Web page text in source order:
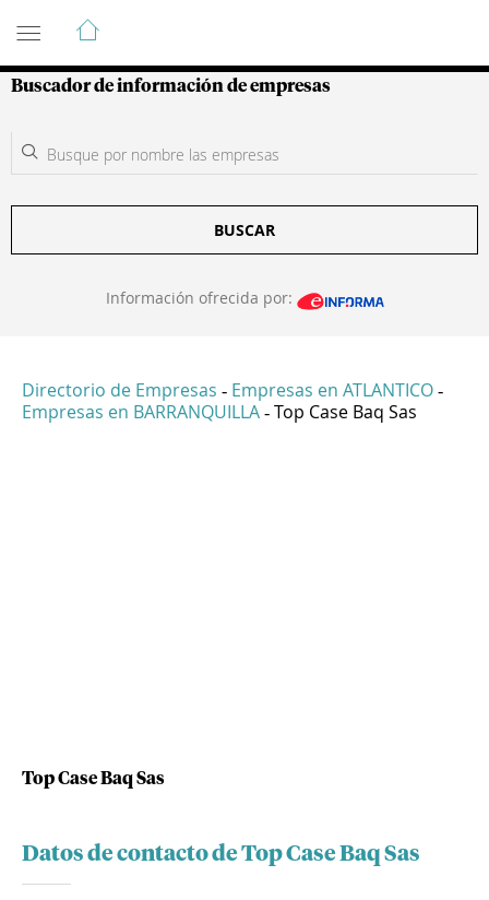
Guía de Empresas Colombianas
Buscador de información de empresas
BUSCAR
Información ofrecida por:
Directorio de Empresas - Empresas en ATLANTICO -
Empresas en BARRANQUILLA - Top Case Baq Sas
Top Case Baq Sas
Datos de contacto de Top Case Baq Sas